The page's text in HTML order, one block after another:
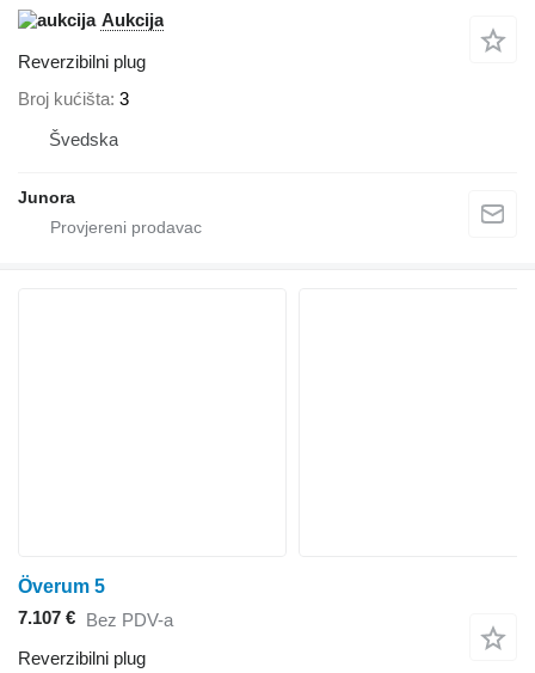
Aukcija
Reverzibilni plug
Broj kućišta 3
Švedska
Junora
Överum 5
7.107 € Bez PDV-a
Reverzibilni plug